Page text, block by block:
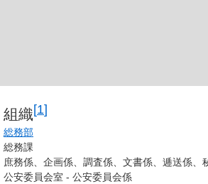
組織[1]
総務部
総務課
庶務係、企画係、調査係、文書係、逓送係、
公安委員会室 - 公安委員会係